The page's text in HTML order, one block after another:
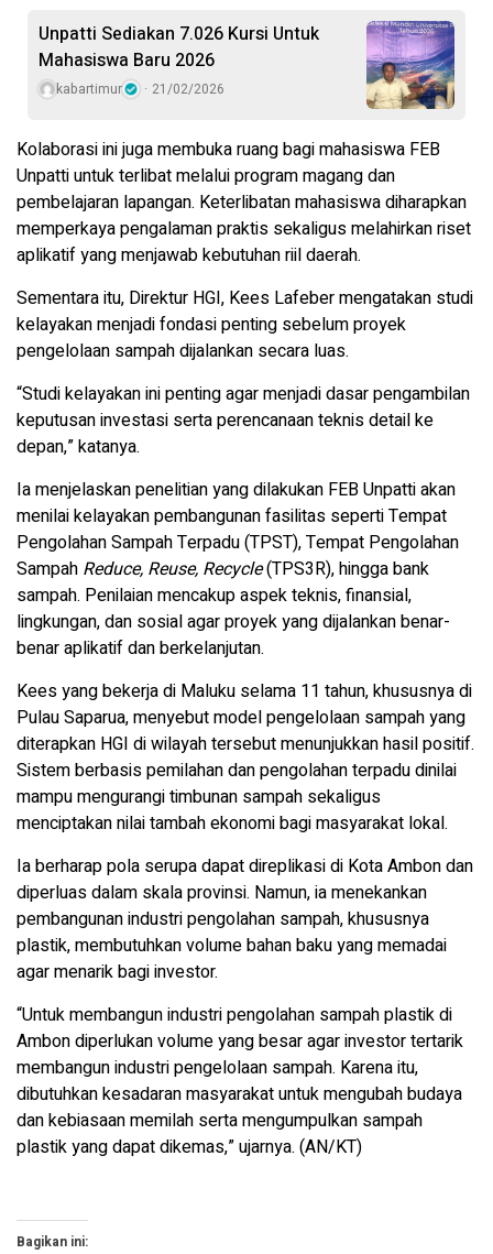
Unpatti Sediakan 7.026 Kursi Untuk
Mahasiswa Baru 2026
kabartimur 21/02/2026
Kolaborasi ini juga membuka ruang bagi mahasiswa FEB
Unpatti untuk terlibat melalui program magang dan
pembelajaran lapangan. Keterlibatan mahasiswa diharapkan
memperkaya pengalaman praktis sekaligus melahirkan riset
aplikatif yang menjawab kebutuhan riil daerah.
Sementara itu, Direktur HGI, Kees Lafeber mengatakan studi
kelayakan menjadi fondasi penting sebelum proyek
pengelolaan sampah dijalankan secara luas.
“Studi kelayakan ini penting agar menjadi dasar pengambilan
keputusan investasi serta perencanaan teknis detail ke
depan,” katanya.
Ia menjelaskan penelitian yang dilakukan FEB Unpatti akan
menilai kelayakan pembangunan fasilitas seperti Tempat
Pengolahan Sampah Terpadu (TPST), Tempat Pengolahan
Sampah Reduce, Reuse, Recycle(TPS3R), hingga bank
sampah. Penilaian mencakup aspek teknis, finansial,
lingkungan, dan sosial agar proyek yang dijalankan benar-
benar aplikatif dan berkelanjutan.
Kees yang bekerja di Maluku selama 11 tahun, khususnya di
Pulau Saparua, menyebut model pengelolaan sampah yang
diterapkan HGI di wilayah tersebut menunjukkan hasil positif.
Sistem berbasis pemilahan dan pengolahan terpadu dinilai
mampu mengurangi timbunan sampah sekaligus
menciptakan nilai tambah ekonomi bagi masyarakat lokal.
Ia berharap pola serupa dapat direplikasi di Kota Ambon dan
diperluas dalam skala provinsi. Namun, ia menekankan
pembangunan industri pengolahan sampah, khususnya
plastik, membutuhkan volume bahan baku yang memadai
agar menarik bagi investor.
“Untuk membangun industri pengolahan sampah plastik di
Ambon diperlukan volume yang besar agar investor tertarik
membangun industri pengelolaan sampah. Karena itu,
dibutuhkan kesadaran masyarakat untuk mengubah budaya
dan kebiasaan memilah serta mengumpulkan sampah
plastik yang dapat dikemas,” ujarnya. (AN/KT)
Bagikan ini: